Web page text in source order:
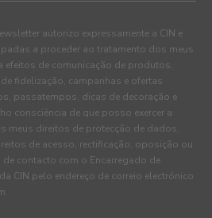
autorizo expressamente a CIN e
a proceder ao tratamento dos meus
de comunicação de produtos,
fidelização, campanhas e ofertas
passatempos, dicas de decoração e
consciência de que posso exercer a
meus direitos de protecção de dados,
de acesso, rectificação, oposição ou
contacto com o Encarregado de
CIN pelo endereço de correio electrónico